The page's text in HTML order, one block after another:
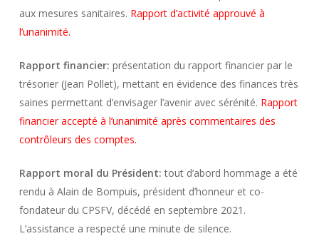
aux mesures sanitaires. Rapport d’activité approuvé à
l’unanimité.
Rapport financier: présentation du rapport financier par le
trésorier (Jean Pollet), mettant en évidence des finances très
saines permettant d’envisager l’avenir avec sérénité. Rapport
financier accepté à l’unanimité après commentaires des
contrôleurs des comptes.
Rapport moral du Président:tout d’abord hommage a été
rendu à Alain de Bompuis, président d’honneur et co-
fondateur du CPSFV, décédé en septembre 2021.
L’assistance a respecté une minute de silence.